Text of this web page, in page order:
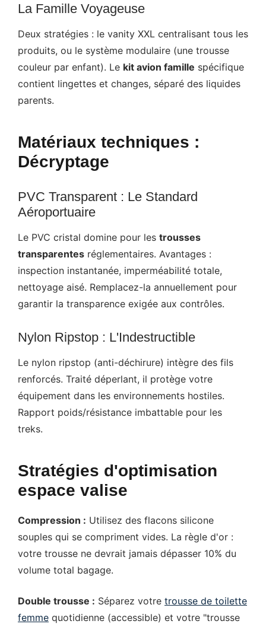
La Famille Voyageuse
Deux stratégies : le vanity XXL centralisant tous les
produits, ou le système modulaire (une trousse
couleur par enfant). Le kit avion famille spécifique
contient lingettes et changes, séparé des liquides
parents.
Matériaux techniques :
Décryptage
PVC Transparent : Le Standard
Aéroportuaire
Le PVC cristal domine pour les trousses
transparentes réglementaires. Avantages :
inspection instantanée, imperméabilité totale,
nettoyage aisé. Remplacez-la annuellement pour
garantir la transparence exigée aux contrôles.
Nylon Ripstop : L'Indestructible
Le nylon ripstop (anti-déchirure) intègre des fils
renforcés. Traité déperlant, il protège votre
équipement dans les environnements hostiles.
Rapport poids/résistance imbattable pour les
treks.
Stratégies d'optimisation
espace valise
Compression : Utilisez des flacons silicone
souples qui se compriment vides. La règle d'or :
votre trousse ne devrait jamais dépasser 10% du
volume total bagage.
Double trousse : Séparez votre trousse de toilette
femme quotidienne (accessible) et votre "trousse